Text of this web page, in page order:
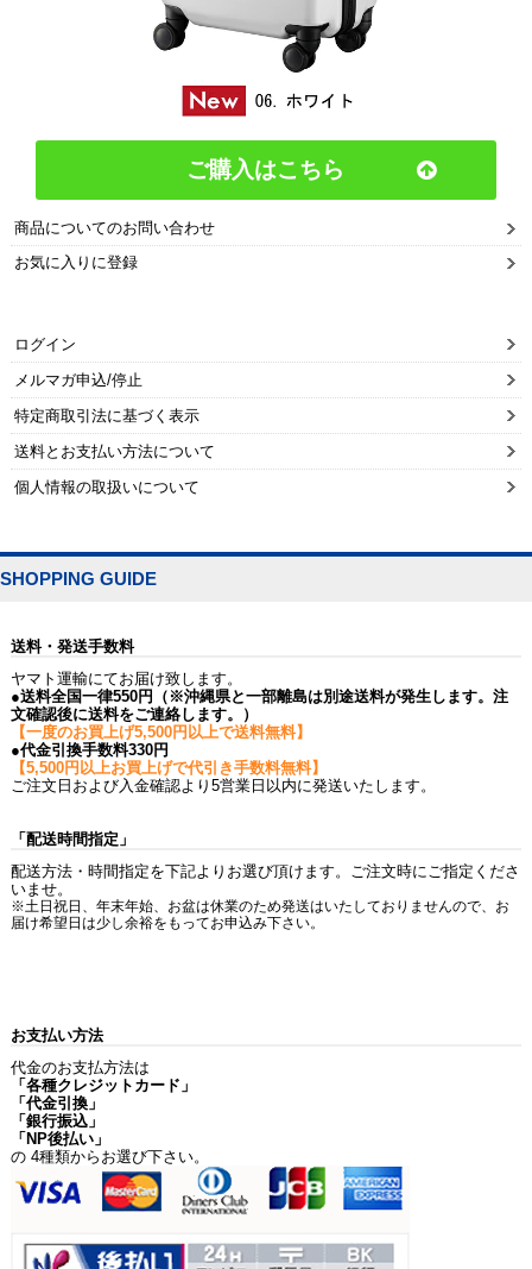
ご購入はこちら
商品についてのお問い合わせ
お気に入りに登録
ログイン
メルマガ申込/停止
特定商取引法に基づく表示
送料とお支払い方法について
個人情報の取扱いについて
SHOPPING GUIDE
送料・発送手数料
ヤマト運輸にてお届け致します。
●送料全国一律550円（※沖縄県と一部離島は別途送料が発生します。注
文確認後に送料をご連絡します。）
【一度のお買上げ5,500円以上で送料無料】
●代金引換手数料330円
【5,500円以上お買上げで代引き手数料無料】
ご注文日および入金確認より5営業日以内に発送いたします。
「配送時間指定」
配送方法・時間指定を下記よりお選び頂けます。ご注文時にご指定くださ
いませ。
※土日祝日、年末年始、お盆は休業のため発送はいたしておりませんので、お
届け希望日は少し余裕をもってお申込み下さい。
お支払い方法
代金のお支払方法は
「各種クレジットカード」
「代金引換」
「銀行振込」
「NP後払い」
の 4種類からお選び下さい。